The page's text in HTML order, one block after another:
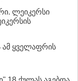
ლეიკერსი
ამ ყველაფრის